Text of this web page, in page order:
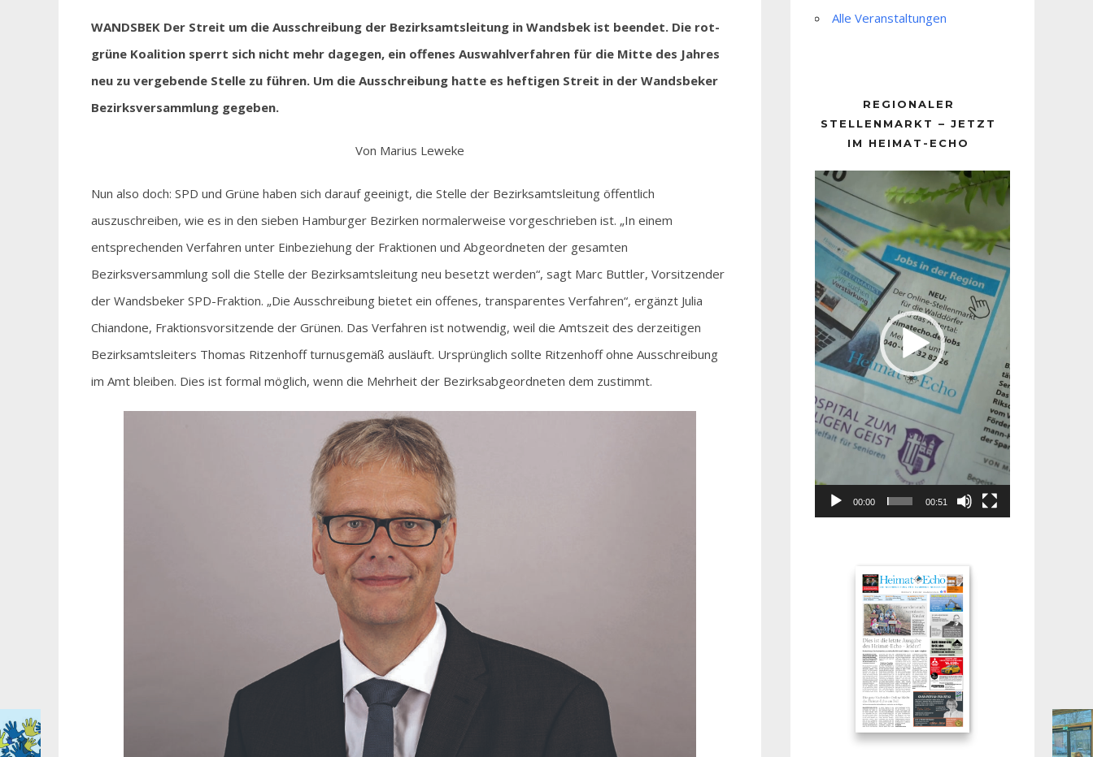
WANDSBEK Der Streit um die Ausschreibung der Bezirksamtsleitung in Wandsbek ist beendet. Die rot-
grüne Koalition sperrt sich nicht mehr dagegen, ein offenes Auswahlverfahren für die Mitte des Jahres
neu zu vergebende Stelle zu führen. Um die Ausschreibung hatte es heftigen Streit in der Wandsbeker
Bezirksversammlung gegeben.
Von Marius Leweke
Nun also doch: SPD und Grüne haben sich darauf geeinigt, die Stelle der Bezirksamtsleitung öffentlich
auszuschreiben, wie es in den sieben Hamburger Bezirken normalerweise vorgeschrieben ist. „In einem
entsprechenden Verfahren unter Einbeziehung der Fraktionen und Abgeordneten der gesamten
Bezirksversammlung soll die Stelle der Bezirksamtsleitung neu besetzt werden“, sagt Marc Buttler, Vorsitzender
der Wandsbeker SPD-Fraktion. „Die Ausschreibung bietet ein offenes, transparentes Verfahren“, ergänzt Julia
Chiandone, Fraktionsvorsitzende der Grünen. Das Verfahren ist notwendig, weil die Amtszeit des derzeitigen
Bezirksamtsleiters Thomas Ritzenhoff turnusgemäß ausläuft. Ursprünglich sollte Ritzenhoff ohne Ausschreibung
im Amt bleiben. Dies ist formal möglich, wenn die Mehrheit der Bezirksabgeordneten dem zustimmt.
Alle Veranstaltungen
REGIONALER
STELLENMARKT – JETZT
IM HEIMAT-ECHO
Player
00:00 00:51